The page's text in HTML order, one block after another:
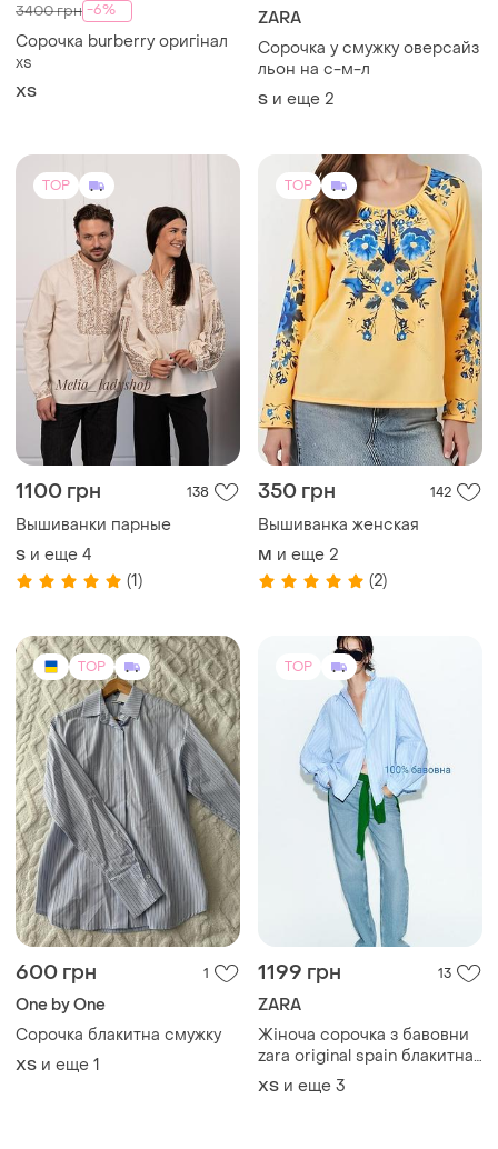
TOP
1100 грн 138
Вышиванки парные
и еще
(1)
TOP
350 грн
Вышиванка женская
M и еще 2
(2)
TOP
600 грн
One by One
Сорочка блакитна смужку
ХS и еще 1
TOP
1199 грн
Жіноча сорочка з бавовни
zara original spain блакитна
сорочка зара s, m
и еще 3